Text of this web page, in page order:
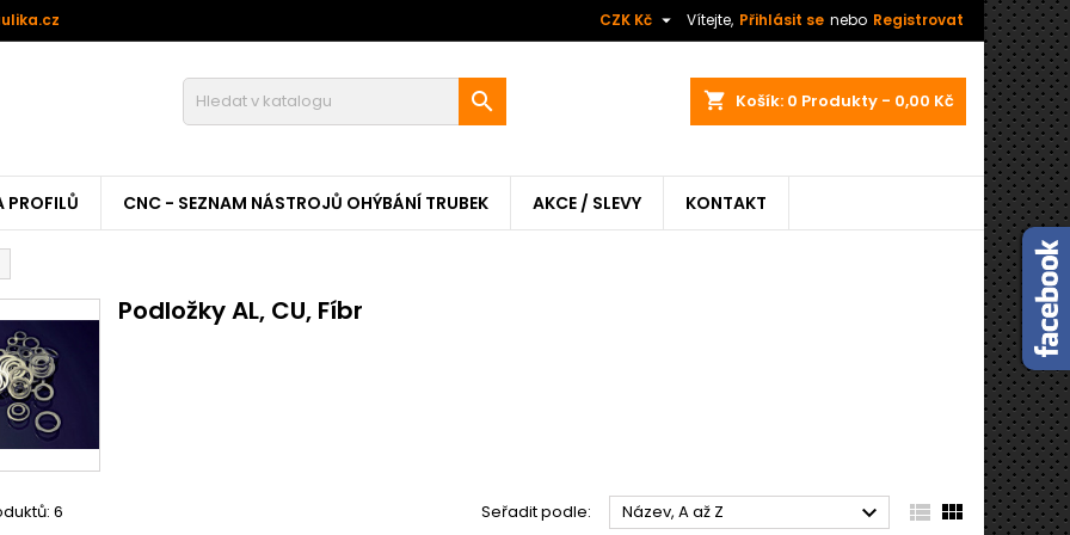
Vítejte, Přihlásit se nebo Registrovat
CZK Kč 
shopping_cart Košík: 0 Produkty - 0,00 Kč

PROFILŮ CNC - SEZNAM NÁSTROJŮ OHÝBÁNÍ TRUBEK AKCE / SLEVY KONTAKT
Podložky AL, CU, Fíbr
6 Seřadit podle: Název, A až Z   